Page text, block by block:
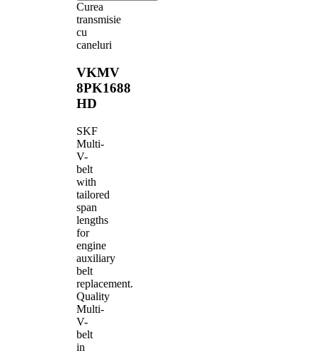
Curea
transmisie
cu
caneluri
VKMV
8PK1688
HD
SKF
Multi-
V-
belt
with
tailored
span
lengths
for
engine
auxiliary
belt
replacement.
Quality
Multi-
V-
belt
in